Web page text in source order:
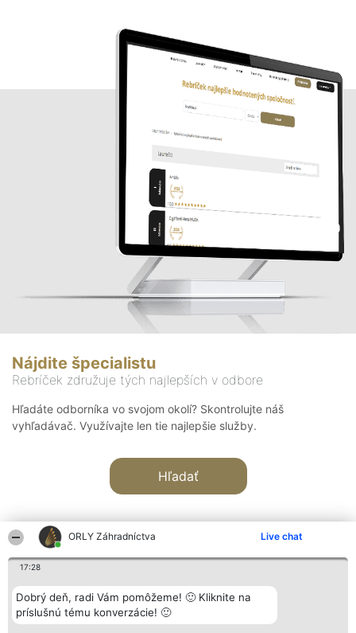
ORLY Záhradníctva Live chat
17:28
Dobrý deň, radi Vám pomôžeme! 🙂 Kliknite na
príslušnú tému konverzácie! 🙂
Nájdite špecialistu
Rebríček združuje tých najlepších v odbore
Hľadáte odborníka vo svojom okolí? Skontrolujte náš
vyhľadávač. Využívajte len tie najlepšie služby.
Hľadať
Organizátor hodnotenia
Bright Side Solutions sp. z o.
o. sp. k.
Hodnotenie
Laureáti
Lista
Kontakt
Kontakt